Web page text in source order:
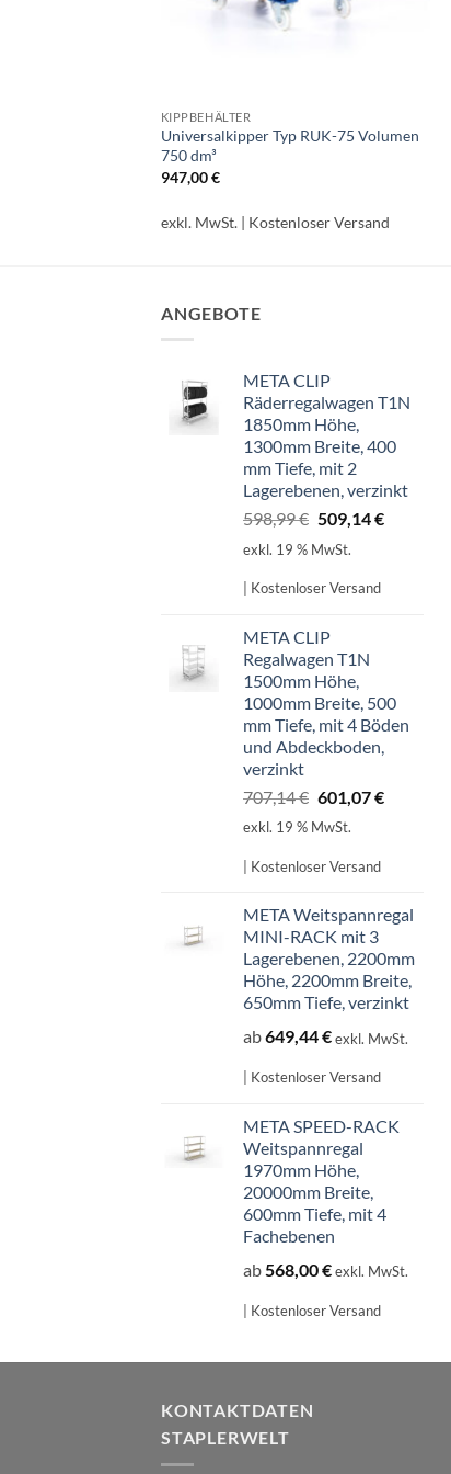
KIPPBEHÄLTER
Universalkipper Typ RUK-75 Volumen
750 dm³
947,00€
exkl. MwSt. | Kostenloser Versand
ANGEBOTE
META CLIP
Räderregalwagen T1N
1850mm Höhe,
1300mm Breite, 400
mm Tiefe, mit 2
Lagerebenen, verzinkt
598,99€ Ursprünglicher
Preis
598,99 €
509,14€Aktueller
exkl. 19 % MwSt.
| Kostenloser Versand
META CLIP
Regalwagen T1N
1500mm Höhe,
1000mm Breite, 500
mm Tiefe, mit 4 Böden
und Abdeckboden,
verzinkt
707,14€ Ursprünglicher
Preis
707,14 €
601,07€Aktueller
exkl. 19 % MwSt.
| Kostenloser Versand
META Weitspannregal
MINI-RACK mit 3
Lagerebenen, 2200mm
Höhe, 2200mm Breite,
650mm Tiefe, verzinkt
ab649,44€exkl. MwSt.
| Kostenloser Versand
META SPEED-RACK
Weitspannregal
1970mm Höhe,
20000mm Breite,
600mm Tiefe, mit 4
Fachebenen
ab568,00€exkl. MwSt.
| Kostenloser Versand
KONTAKTDATEN
STAPLERWELT